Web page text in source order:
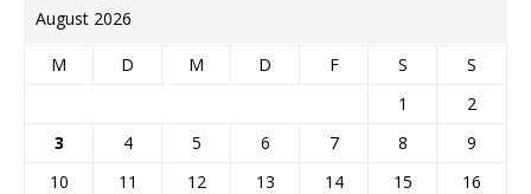
August 2026
M D M D F S
S
1
2
3
4 5 6 7 8
9
10
11 12 13 14 15
16